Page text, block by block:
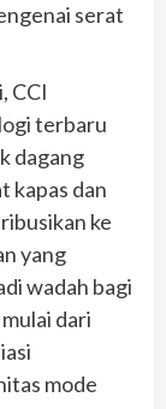
serat
CCI
terbaru
dagang
kapas dan
ke
yang
wadah bagi
dari
mode